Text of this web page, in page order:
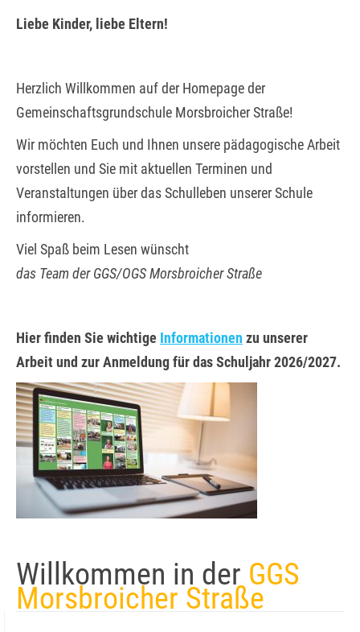
Liebe Kinder, liebe Eltern!
Herzlich Willkommen auf der Homepage der
Gemeinschaftsgrundschule Morsbroicher Straße!
Wir möchten Euch und Ihnen unsere pädagogische Arbeit
vorstellen und Sie mit aktuellen Terminen und
Veranstaltungen über das Schulleben unserer Schule
informieren.
Viel Spaß beim Lesen wünscht
das Team der GGS/OGS Morsbroicher Straße
Hier finden Sie wichtige Informationen zu unserer
Arbeit und zur Anmeldung für das Schuljahr 2026/2027.
Willkommen in der GGS
Morsbroicher Straße